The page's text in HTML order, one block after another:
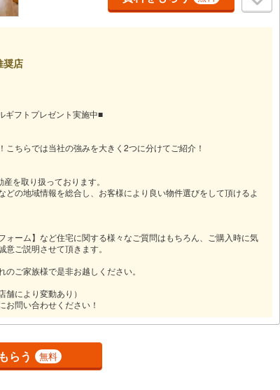
奨店
ギフトプレゼント実施中■
ちらでは当社の強みを大きく2つに分けてご紹介！
を取り扱っております。
の地域情報を総合し、お客様により良い物件選びをして頂けるよ
ォーム】など住宅に関する様々なご質問はもちろん、ご購入時に気
ご説明させて頂きます。
ご家族様で是非お越しください。
により変動あり）
お問い合わせください！
らう 無料